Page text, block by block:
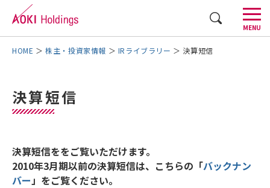
CLOSE
MENU
株主・投資家情報 IRライブラリー 決算短信
決算短信
決算短信ををご覧いただけます。
2010年3月期以前の決算短信は、こちらの「バックナン
バー」をご覧ください。
AOKIグループについて
株主・投資家情報
企業情報